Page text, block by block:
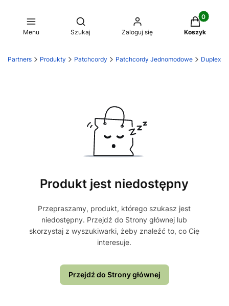
Menu
Otwórz wyszukiwarkę
Szukaj Zaloguj się
Produkty
Koszyk
Partners Produkty Patchcordy Patchcordy Jednomodowe Duplex
Produkt jest niedostępny
Przepraszamy, produkt, którego szukasz jest
niedostępny. Przejdź do Strony głównej lub
skorzystaj z wyszukiwarki, żeby znaleźć to, co Cię
interesuje.
Przejdź do Strony głównej